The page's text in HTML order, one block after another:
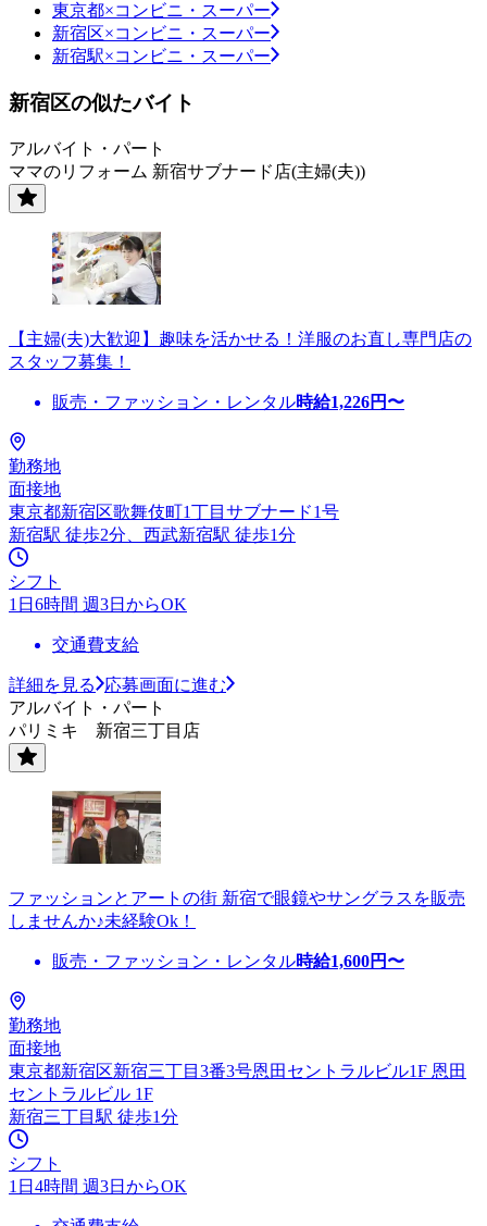
東京都×コンビニ・スーパー
新宿区×コンビニ・スーパー
新宿駅×コンビニ・スーパー
新宿区の似たバイト
アルバイト・パート
ママのリフォーム 新宿サブナード店(主婦(夫))
【主婦(夫)大歓迎】趣味を活かせる！洋服のお直し専門店の
スタッフ募集！
販売・ファッション・レンタル時給1,226円〜
勤務地
面接地
東京都新宿区歌舞伎町1丁目サブナード1号
新宿駅 徒歩2分、西武新宿駅 徒歩1分
シフト
1日6時間 週3日からOK
交通費支給
詳細を見る
応募画面に進む
アルバイト・パート
パリミキ 新宿三丁目店
ファッションとアートの街 新宿で眼鏡やサングラスを販売
しませんか♪未経験Ok！
販売・ファッション・レンタル時給1,600円〜
勤務地
面接地
東京都新宿区新宿三丁目3番3号恩田セントラルビル1F 恩田
セントラルビル 1F
新宿三丁目駅 徒歩1分
シフト
1日4時間 週3日からOK